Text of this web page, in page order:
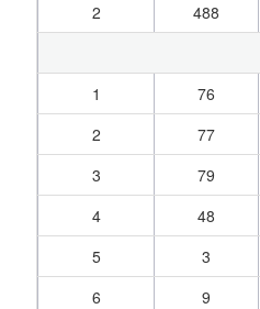
2
488
1 76
2
77
3
79
4
48
5
3
6
9